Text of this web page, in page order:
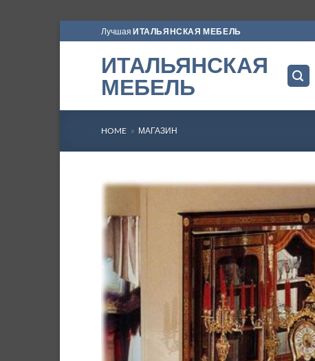
to
Лучшая ИТАЛЬЯНСКАЯ МЕБЕЛЬ
ИТАЛЬЯНСКАЯ
МЕБЕЛЬ
HOME » МАГАЗИН